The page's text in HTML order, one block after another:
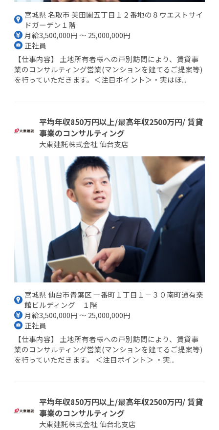
宮城県 名取市 美田園五丁目１２番地の８ウエストサイ
ドガーデン１階
月給3,500,000円 ～ 25,000,000円
正社員
【仕事内容】 土地所有者様への戸別訪問により、賃貸事
業のコンサルティング営業(マンションを建てるご提案等)
を行っていただきます。＜注目ポイント＞・実はほ...
平均年収850万円以上/最高年収2500万円/ 賃貸
事業のコンサルティング
大東建託株式会社 仙台支店
宮城県 仙台市青葉区 一番町１丁目１－３０南町通有楽
館ビルディング １階
月給3,500,000円 ～ 25,000,000円
正社員
【仕事内容】 土地所有者様への戸別訪問により、賃貸事
業のコンサルティング営業(マンションを建てるご提案等)
を行っていただきます。 ＜注目ポイント＞ ・実...
平均年収850万円以上/最高年収2500万円/ 賃貸
事業のコンサルティング
大東建託株式会社 仙台北支店